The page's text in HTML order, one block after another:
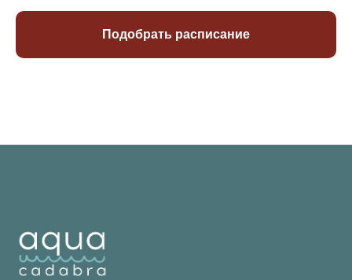
Подобрать расписание